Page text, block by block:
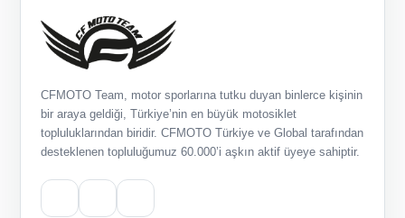
CFMOTO Team, motor sporlarına tutku duyan binlerce kişinin
bir araya geldiği, Türkiye’nin en büyük motosiklet
topluluklarından biridir. CFMOTO Türkiye ve Global tarafından
desteklenen topluluğumuz 60.000’i aşkın aktif üyeye sahiptir.